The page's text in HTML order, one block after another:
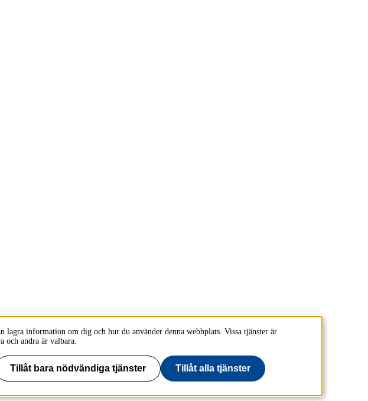
lagra information om dig och hur du använder denna webbplats. Vissa tjänster är
och andra är valbara.
Tillåt bara nödvändiga tjänster Tillåt alla tjänster